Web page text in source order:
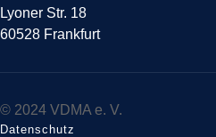
Lyoner Str. 18
60528 Frankfurt
© 2024 VDMA e. V.
Datenschutz